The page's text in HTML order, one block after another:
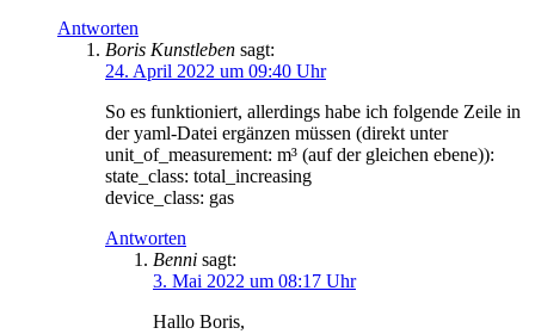
Antworten
Boris Kunstleben sagt:
24. April 2022 um 09:40 Uhr
So es funktioniert, allerdings habe ich folgende Zeile in
der yaml-Datei ergänzen müssen (direkt unter
unit_of_measurement: m³ (auf der gleichen ebene)):
state_class: total_increasing
device_class: gas
Antworten
Benni sagt:
3. Mai 2022 um 08:17 Uhr
Hallo Boris,